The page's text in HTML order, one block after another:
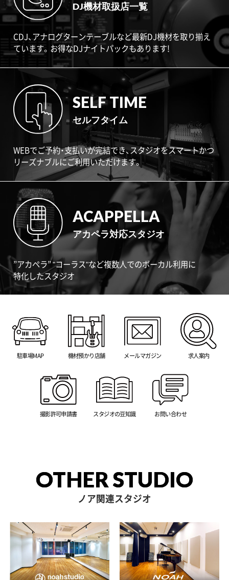
DJ機材取扱店一覧
CDJ、アナログターンテーブルなど最新DJ機材を取り揃え
ています。お得なDJナイトパックもあります!
SELF TIME
セルフタイム
WEBでご予約・支払いが完結でき、スタジオをスマートかつ
リーズナブルにご利用いただけます。
ACAPPELLA
アカペラ対応スタジオ
”アカペラ” "コーラス"など複数人でのボーカル利用に
特化したスタジオ
駐車場MAP 機材預かり店舗 メールマガジン 求人案内
撮影許可申請書 スタジオの豆知識 お問い合わせ
OTHER STUDIO
ノア関連スタジオ